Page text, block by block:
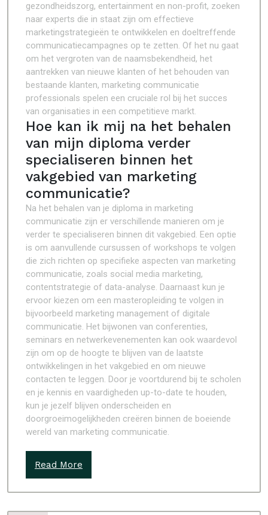
gezondheidszorg, entertainment en non-profit, zoeken
naar experts die in staat zijn om effectieve
marketingstrategieën te ontwikkelen en doeltreffende
communicatiecampagnes op te zetten. Of het nu gaat
om het vergroten van de naamsbekendheid, het
aantrekken van nieuwe klanten of het behouden van
bestaande klanten, marketing communicatie
professionals spelen een cruciale rol bij het succes
van organisaties in een competitieve markt.
Hoe kan ik mij na het behalen
van mijn diploma verder
specialiseren binnen het
vakgebied van marketing
communicatie?
Na het behalen van je diploma in marketing
communicatie zijn er verschillende manieren om je
verder te specialiseren binnen dit vakgebied. Een optie
is om aanvullende cursussen of workshops te volgen
die zich richten op specifieke aspecten van marketing
communicatie, zoals social media marketing,
contentstrategie of data-analyse. Daarnaast kun je
ervoor kiezen om een masteropleiding te volgen in
bijvoorbeeld marketing management of digitale
communicatie. Het bijwonen van conferenties,
seminars en netwerkevenementen kan ook waardevol
zijn om op de hoogte te blijven van de laatste
ontwikkelingen in het vakgebied en om nieuwe
contacten te leggen. Door je voortdurend bij te scholen
en je kennis en vaardigheden up-to-date te houden,
kun je jezelf blijven onderscheiden en
doorgroeimogelijkheden creëren binnen de boeiende
wereld van marketing communicatie.
Read More